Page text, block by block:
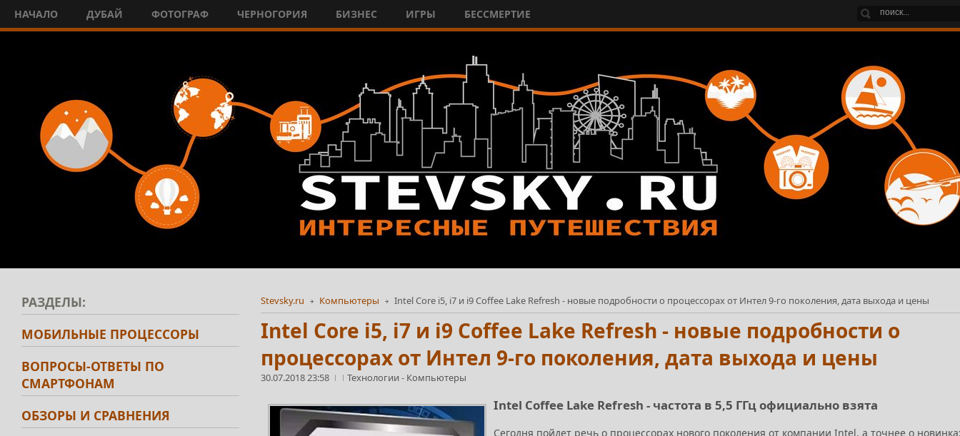
НАЧАЛО ДУБАЙ ФОТОГРАФ ЧЕРНОГОРИЯ БИЗНЕС ИГРЫ БЕССМЕРТИЕ
Stevsky.ru Компьютеры Intel Core i5, i7 и i9 Coffee Lake Refresh - новые подробности о процессорах от Интел 9-го поколения, дата выхода и цены
Intel Core i5, i7 и i9 Coffee Lake Refresh - новые подробности о
процессорах от Интел 9-го поколения, дата выхода и цены
30.07.2018 23:58 Технологии- Компьютеры
Intel Coffee Lake Refresh - частота в 5,5 ГГц официально взята
Сегодня пойдет речь о процессорах нового поколения от компании Intel, а точнее о
РАЗДЕЛЫ:
МОБИЛЬНЫЕ ПРОЦЕССОРЫ
ВОПРОСЫ-ОТВЕТЫ ПО
СМАРТФОНАМ
ОБЗОРЫ И СРАВНЕНИЯ